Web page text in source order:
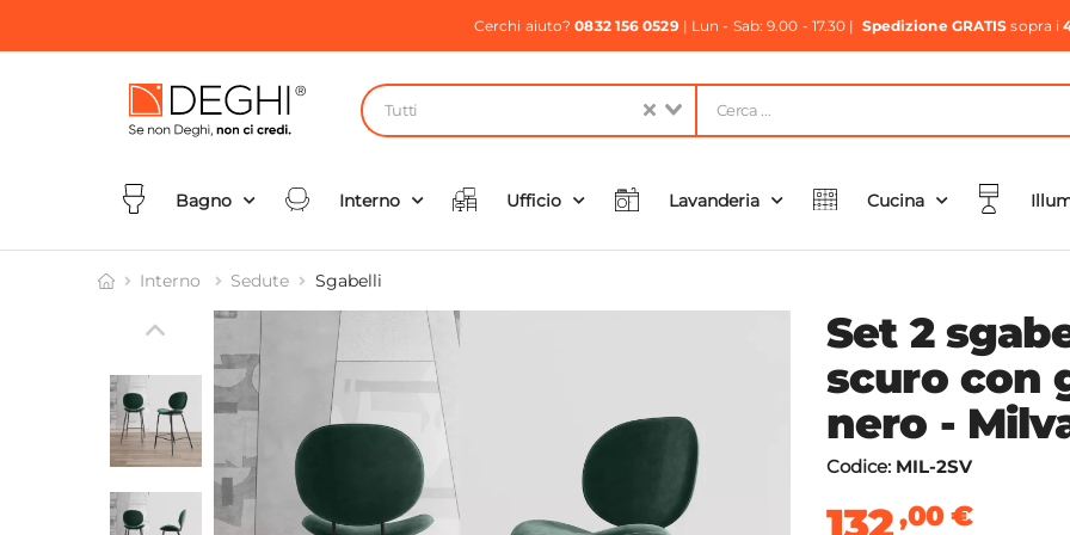
Cerchi aiuto?0832 156 0529| Lun - Sab: 9.00 - 17.30 | Spedizione GRATIS sopra i
Tutti
Bagno Interno Ufficio Lavanderia Cucina
Interno Sedute Sgabelli
Set 2
scuro con
nero -
Codice: MIL-2SV
,00€